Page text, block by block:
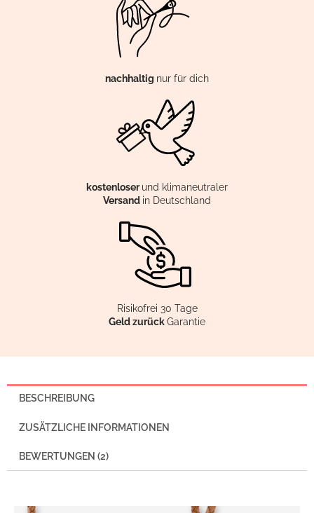
nachhaltig nur für dich
kostenloserund klimaneutraler
Versand in Deutschland
Risikofrei 30 Tage
Geld zurückGarantie
BESCHREIBUNG
ZUSÄTZLICHE INFORMATIONEN
BEWERTUNGEN (2)